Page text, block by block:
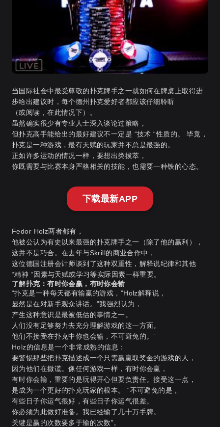
当国际社会中最受尊敬的扑克牌手之一就如何在牌桌上取得进
步给出建议时，每个德州扑克爱好者都应该仔细聆听
（或阅读，在此情况下）。
虽然确实很少有专业人士深入谈论过策略，
但扑克高手能给出的最好建议不一定是 “技术 “性质的。 毕竟，
扑克是一种游戏，最有天赋的玩家并不总是最强的。
正如许多运动的情况一样，要想出类拔萃，
你既需要与比赛本身严格相关的技能，也需要一种铁的心态。
下载最新APP
Fedor Holz两者都有，
他被公认为有史以来最强的扑克牌手之一（除了他的赢利），
这并不是巧合。在去年与Skrill的商业合作中，
这位德国注册会计师谈到了这种双重性，解释说纪律和其他
“精神 “因素与天赋或学习等实际因素一样重要。
了解扑克：有时你会赢，有时你会输
“扑克是一种每天都有输赢的游戏，”Holz解释说，
显然是在对新手观众讲话。”我强烈认为，
产生这种意识是最被低估的事情之一。
人们没有足够努力去充分理解游戏的这一方面。
他们不接受在扑克中你也会输，不可避免的。”
Holz的信息是一个非常成熟的信息：
要警惕那些把扑克描述成一个只需赢赢取奖金的游戏的人，
因为他们在撒谎。像任何游戏一样，有时你会赢，
有时你会输，重要的是玩得开心但要负责任。接受这一点，
是成为一个更好的扑克玩家的根本。 “不可避免的是，
有些日子你运气很好，有些日子你运气很差。
你必须为此做好准备。我已经输了几十万手牌。
关键是赢的次数要多于输的次数”。